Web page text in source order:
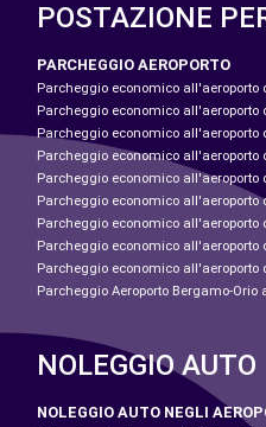
POSTAZIONE
PARCHEGGIO AEROPORTO
Parcheggio economico all'aeroporto
Parcheggio economico all'aeroporto
Parcheggio economico all'aeroporto
Parcheggio economico all'aeroporto
Parcheggio economico all'aeroporto
Parcheggio economico all'aeroporto
Parcheggio economico all'aeroporto
Parcheggio economico all'aeroporto
Parcheggio economico all'aeroporto
Parcheggio Aeroporto Bergamo-Orio
NOLEGGIO AUTO
NOLEGGIO AUTO NEGLI